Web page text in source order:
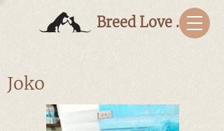
Breed Love Bulgaria
Joko